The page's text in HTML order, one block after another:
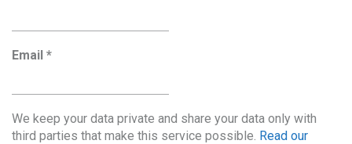
Email *
We keep your data private and share your data only with
third parties that make this service possible. Read our